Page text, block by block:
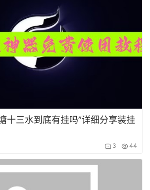
十三水到底有挂吗”详细分享装挂
3 44